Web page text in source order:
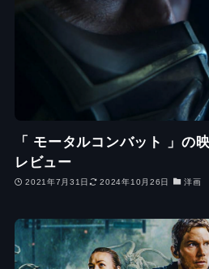
「 モータルコンバット 」の
レビュー
2021年7月31日 2024年10月26日 洋画